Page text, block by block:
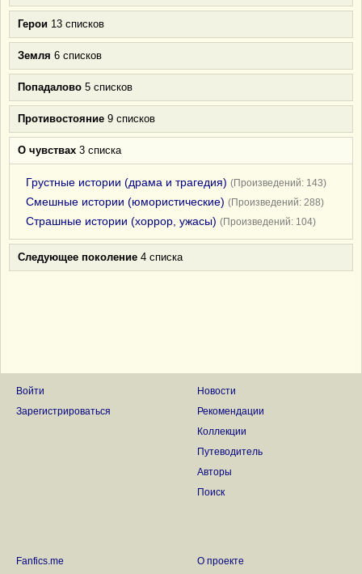
Герои 13 списков
Земля 6 списков
Попадалово 5 списков
Противостояние 9 списков
О чувствах 3 списка
Грустные истории (драма и трагедия) (Произведений: 143)
Смешные истории (юмористические) (Произведений: 288)
Страшные истории (хоррор, ужасы) (Произведений: 104)
Следующее поколение 4 списка
Войти
Зарегистрироваться
Новости
Рекомендации
Коллекции
Путеводитель
Авторы
Поиск
Fanfics.me О проекте